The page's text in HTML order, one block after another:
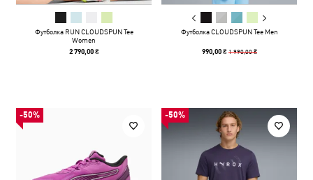
Футболка RUN CLOUDSPUN Tee
Women
2 790,00 ₴
Футболка CLOUDSPUN Tee Men
990,00 ₴ 1 990,00 ₴
-50% -50%